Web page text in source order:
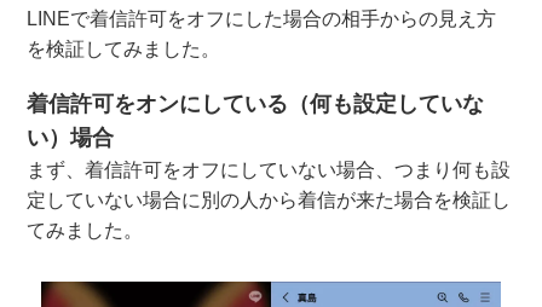
LINEで着信許可をオフにした場合の相手からの見え方
を検証してみました。
着信許可をオンにしている（何も設定していな
い）場合
まず、着信許可をオフにしていない場合、つまり何も設
定していない場合に別の人から着信が来た場合を検証し
てみました。